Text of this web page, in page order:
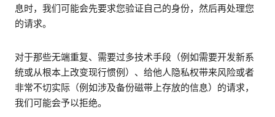
息时，我们可能会先要求您验证自己的身份，然后再处理您
的请求。
对于那些无端重复、需要过多技术手段（例如需要开发新系
统或从根本上改变现行惯例）、给他人隐私权带来风险或者
非常不切实际（例如涉及备份磁带上存放的信息）的请求，
我们可能会予以拒绝。